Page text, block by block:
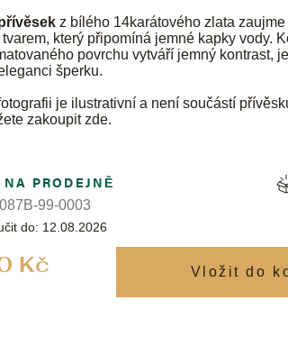
z bílého 14karátového zlata
který připomíná jemné kapky vody.
povrchu vytváří jemný kontrast,
šperku.
je ilustrativní a není součástí
zakoupitzde.
Kč
PRODEJNĚ
do: 12.08.2026
99-0003